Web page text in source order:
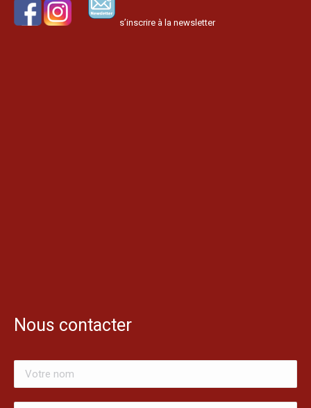
s’inscrire à la newsletter
Nous contacter